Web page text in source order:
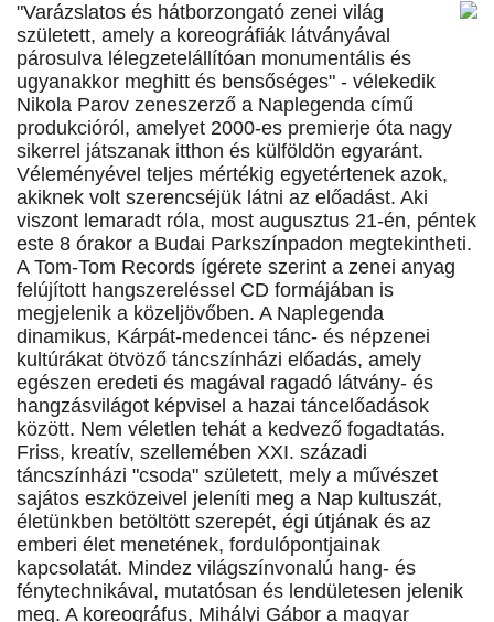
"Varázslatos és hátborzongató zenei világ
született, amely a koreográfiák látványával
párosulva lélegzetelállítóan monumentális és
ugyanakkor meghitt és bensőséges" - vélekedik
Nikola Parov zeneszerző a Naplegenda című
produkcióról, amelyet 2000-es premierje óta nagy
sikerrel játszanak itthon és külföldön egyaránt.
Véleményével teljes mértékig egyetértenek azok,
akiknek volt szerencséjük látni az előadást. Aki
viszont lemaradt róla, most augusztus 21-én, péntek
este 8 órakor a Budai Parkszínpadon megtekintheti.
A Tom-Tom Records ígérete szerint a zenei anyag
felújított hangszereléssel CD formájában is
megjelenik a közeljövőben. A Naplegenda
dinamikus, Kárpát-medencei tánc- és népzenei
kultúrákat ötvöző táncszínházi előadás, amely
egészen eredeti és magával ragadó látvány- és
hangzásvilágot képvisel a hazai táncelőadások
között. Nem véletlen tehát a kedvező fogadtatás.
Friss, kreatív, szellemében XXI. századi
táncszínházi "csoda" született, mely a művészet
sajátos eszközeivel jeleníti meg a Nap kultuszát,
életünkben betöltött szerepét, égi útjának és az
emberi élet menetének, fordulópontjainak
kapcsolatát. Mindez világszínvonalú hang- és
fénytechnikával, mutatósan és lendületesen jelenik
meg. A koreográfus, Mihályi Gábor a magyar